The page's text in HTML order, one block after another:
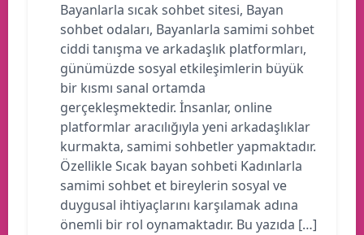
Bayanlarla sıcak sohbet sitesi, Bayan
sohbet odaları, Bayanlarla samimi sohbet
ciddi tanışma ve arkadaşlık platformları,
günümüzde sosyal etkileşimlerin büyük
bir kısmı sanal ortamda
gerçekleşmektedir. İnsanlar, online
platformlar aracılığıyla yeni arkadaşlıklar
kurmakta, samimi sohbetler yapmaktadır.
Özellikle Sıcak bayan sohbeti Kadınlarla
samimi sohbet et bireylerin sosyal ve
duygusal ihtiyaçlarını karşılamak adına
önemli bir rol oynamaktadır. Bu yazıda […]